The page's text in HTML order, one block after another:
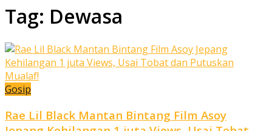
Tag: Dewasa
Gosip
Rae Lil Black Mantan Bintang Film Asoy